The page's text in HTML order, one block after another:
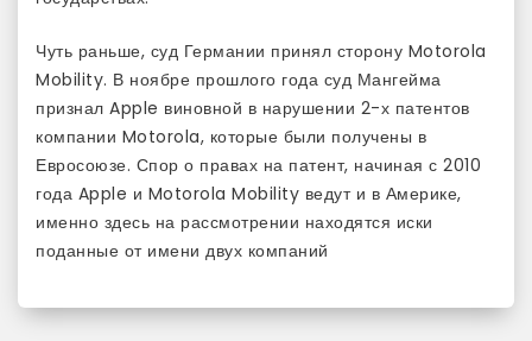
Чуть раньше, суд Германии принял сторону Motorola
Mobility. В ноябре прошлого года суд Мангейма
признал Apple виновной в нарушении 2-х патентов
компании Motorola, которые были получены в
Евросоюзе. Спор о правах на патент, начиная с 2010
года Apple и Motorola Mobility ведут и в Америке,
именно здесь на рассмотрении находятся иски
поданные от имени двух компаний